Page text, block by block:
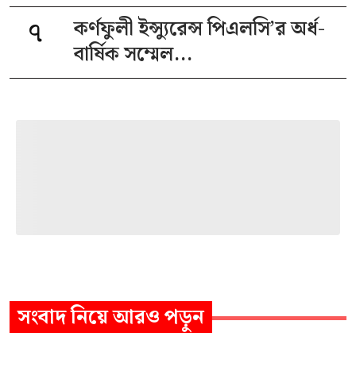
৭
কর্ণফুলী ইন্স্যুরেন্স পিএলসি’র অর্ধ-
বার্ষিক সম্মেল...
সংবাদনিয়ে আরও পড়ুন